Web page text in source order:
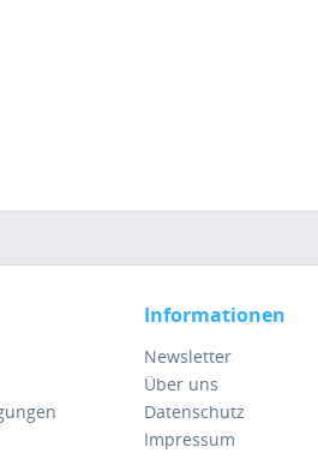
Informationen
Newsletter
Über uns
Datenschutz
Impressum